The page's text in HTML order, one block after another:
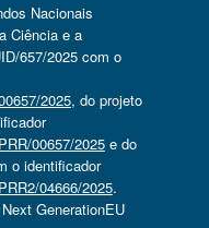
Nacionais
Ciência e a
657/2025 com o
2025, do projeto
00657/2025e do
o identificador
04666/2025.
GenerationEU